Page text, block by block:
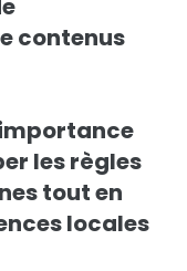
contenus
les règles
tout en
locales